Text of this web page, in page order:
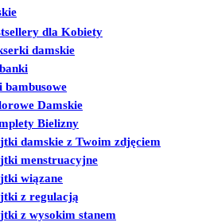
dla Kobiety
damskie
bambusowe
Damskie
Bielizny
damskie z Twoim zdjęciem
menstruacyjne
wiązane
z regulacją
z wysokim stanem